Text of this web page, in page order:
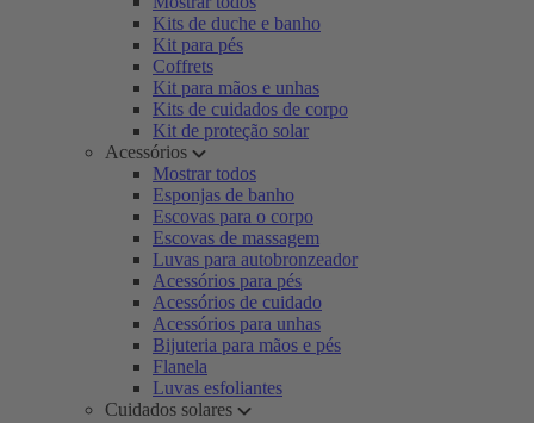
Kits de duche e banho
Kit para pés
Coffrets
Kit para mãos e unhas
Kits de cuidados de corpo
Kit de proteção solar
Acessórios
Mostrar todos
Esponjas de banho
Escovas para o corpo
Escovas de massagem
Luvas para autobronzeador
Acessórios para pés
Acessórios de cuidado
Acessórios para unhas
Bijuteria para mãos e pés
Flanela
Luvas esfoliantes
Cuidados solares